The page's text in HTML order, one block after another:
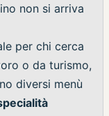
non si arriva
per chi cerca
o da turismo,
diversi menù